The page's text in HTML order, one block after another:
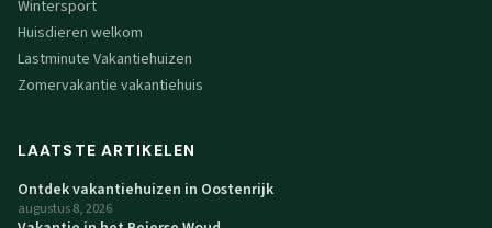
Wintersport
Huisdieren welkom
Lastminute Vakantiehuizen
Zomervakantie vakantiehuis
LAATSTE ARTIKELEN
Ontdek vakantiehuizen in Oostenrijk
augustus 8, 2026